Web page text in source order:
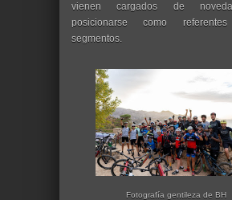
vienen cargados de
posicionarse como
segmentos.
Fotografía gentileza de BH